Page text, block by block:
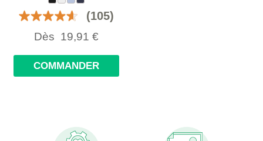
(105)
Dès 19,91 €
COMMANDER